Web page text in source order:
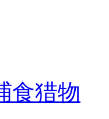
食猎物